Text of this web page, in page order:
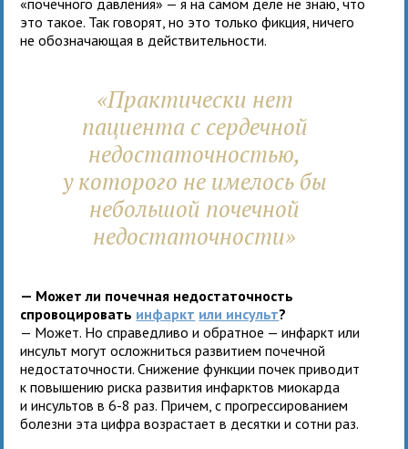
это такое. Так говорят, но это только фикция, ничего
не обозначающая в действительности.
«Практически нет
пациента с сердечной
недостаточностью,
у которого не имелось бы
небольшой почечной
недостаточности»
— Может ли почечная недостаточность
спровоцировать инфаркт или инсульт?
— Может. Но справедливо и обратное — инфаркт или
инсульт могут осложниться развитием почечной
недостаточности. Cнижение функции почек приводит
к повышению риска развития инфарктов миокарда
и инсультов в 6-8 раз. Причем, с прогрессированием
болезни эта цифра возрастает в десятки и сотни раз.